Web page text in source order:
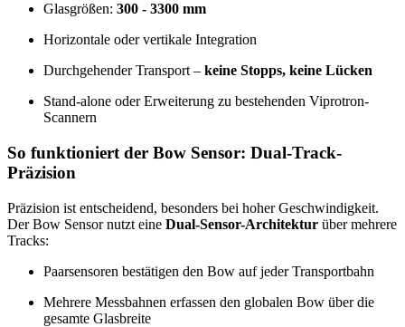
Glasgrößen: 300 - 3300 mm
Horizontale oder vertikale Integration
Durchgehender Transport – keine Stopps, keine Lücken
Stand-alone oder Erweiterung zu bestehenden Viprotron-
Scannern
So funktioniert der Bow Sensor: Dual-Track-
Präzision
Präzision ist entscheidend, besonders bei hoher Geschwindigkeit.
Der Bow Sensor nutzt eine Dual-Sensor-Architektur über mehrere
Tracks:
Paarsensoren bestätigen den Bow auf jeder Transportbahn
Mehrere Messbahnen erfassen den globalen Bow über die
gesamte Glasbreite